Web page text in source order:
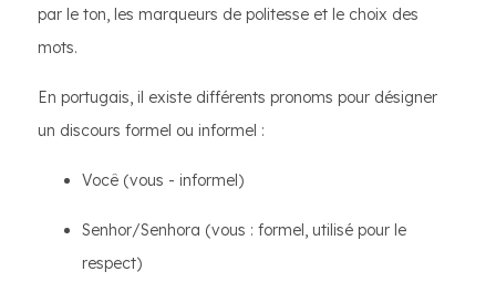
par le ton, les marqueurs de politesse et le choix des
mots.
En portugais, il existe différents pronoms pour désigner
un discours formel ou informel :
Você (vous - informel)
Senhor/Senhora (vous : formel, utilisé pour le
respect)